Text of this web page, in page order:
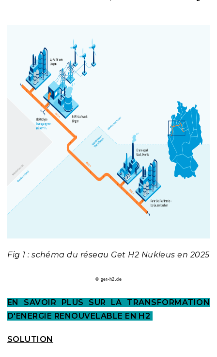
Fig 1 : schéma du réseau Get H2 Nukleus en 2025
© get-h2.de
EN SAVOIR PLUS SUR LA TRANSFORMATION
D'ENERGIE RENOUVELABLE EN H2
SOLUTION